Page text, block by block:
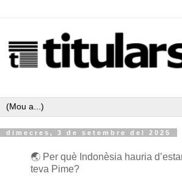
dimecres, 3 de setembre del 2025
🌏 Per què Indonèsia hauria
teva Pime?